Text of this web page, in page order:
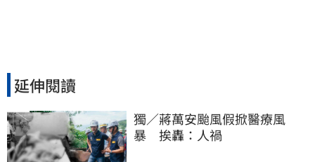
延伸閱讀
獨／蔣萬安颱風假掀醫療風
暴　挨轟：人禍